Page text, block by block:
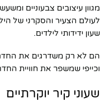
מגוון עיצובים צבעוניים
לעולם הצעיר והסקרני של
שעון ידידותי לילדים.
הם לא רק משדרגים את
וכייפי שמשפר את חוויית
שעוני קיר יוקרתיים